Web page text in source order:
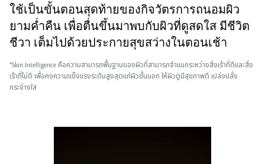
ใช้เป็นขั้นตอนสุดท้ายของกิจวัตรการถนอมผิว
ยามค่ำคืน เพื่อตื่นขึ้นมาพบกับผิวที่ดูสดใส มีชีวิต
ชีวา เต็มไปด้วยประกายสุขสว่างในตอนเช้า
*Skin Intelligence คือความสามารถพื้นฐานของผิวที่สามารถจำแนกระหว่างสิ่งเร้าที่ดีและสิ่ง
เร้าที่ไม่ดี เพื่อคงความแข็งแรงระดับสูงสุดแก่ผิวชั้นนอก ให้ผิวดูมีสุขภาพดี เปล่งปลั่ง
กระจ่างใส